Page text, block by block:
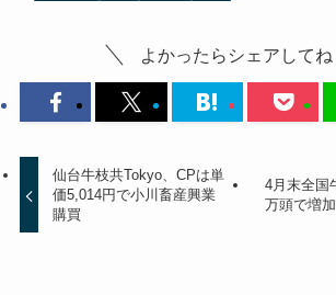
よかったらシェアしてね
仙台牛枝共Tokyo、CPは単
価5,014円で小川畜産興業
購買
4月末全国
万頭で増